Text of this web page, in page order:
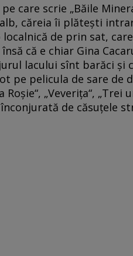
care scrie „Băile
căreia îi plăteşti
de prin sat,
că e chiar Gina
lacului sînt barăci şi
pe pelicula de sare de
„Veveriţa“, „Trei
de căsuţele